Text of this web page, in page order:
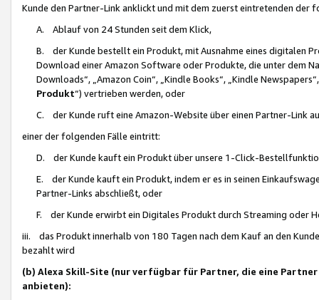
Kunde den Partner-Link anklickt und mit dem zuerst eintretenden der
A. Ablauf von 24 Stunden seit dem Klick,
B. der Kunde bestellt ein Produkt, mit Ausnahme eines digitalen
Download einer Amazon Software oder Produkte, die unter dem
Downloads“, „Amazon Coin“, „Kindle Books“, „Kindle
Produkt“) vertrieben werden, oder
C. der Kunde ruft eine Amazon-Website über einen Partner-Link
einer der folgenden Fälle eintritt:
D. der Kunde kauft ein Produkt über unsere 1-Click-
E. der Kunde kauft ein Produkt, indem er es in seinen
Partner-Links abschließt, oder
F. der Kunde erwirbt ein Digitales Produkt durch Streaming oder
iii. das Produkt innerhalb von 180 Tagen nach dem Kauf an den
bezahlt wird
(b) Alexa Skill-Site (nur verfügbar für Partner, die eine
anbieten):